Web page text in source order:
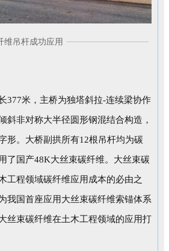
维吊杆成功应用
377米，主桥为独塔斜拉-连续梁协作
斜非对称大半径圆形钢混结合构造，
形。大桥副拱所有12根吊杆均为碳
了国产48K大丝束碳纤维。大丝束碳
工程领域碳纤维应用成本的必由之
我国首座应用大丝束碳纤维索锚体系
丝束碳纤维在土木工程领域的应用打